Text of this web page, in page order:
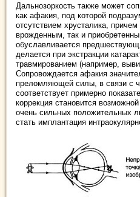
Дальнозоркость также может
как афакия, под которой
отсутствием хрусталика,
врожденным, так и
обуславливается
делается при экстракции
травмированием (например,
Сопровождается афакия
преломляющей силы, в связи с
соответствует примерно
коррекция становится
очень сильных положительных
стать имплантация